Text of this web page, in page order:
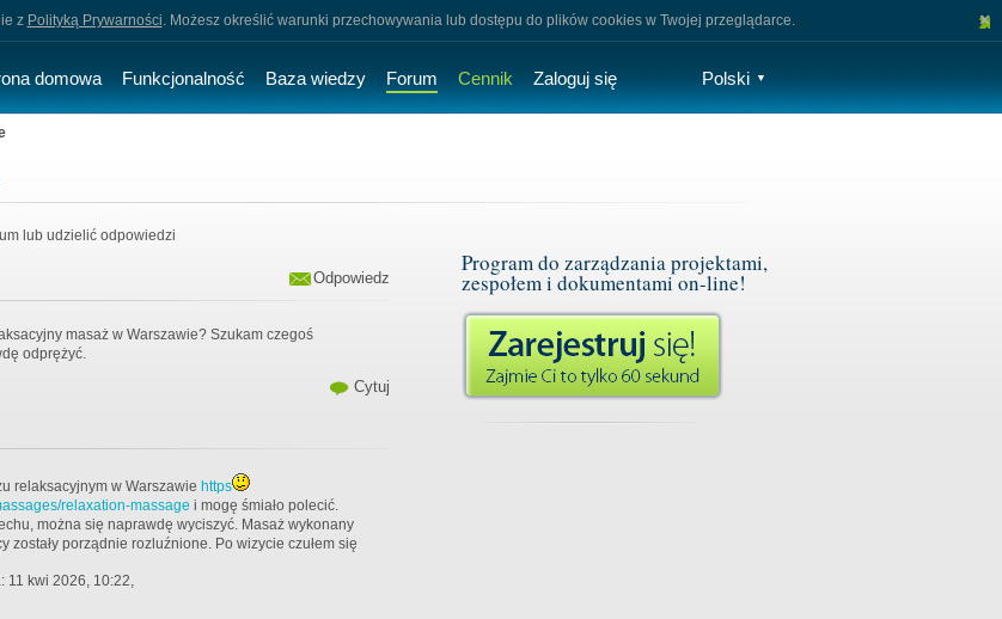
×
z Polityką Prywarności. Możesz określić warunki przechowywania lub dostępu do plików cookies w Twojej przeglądarce.
domowa Funkcjonalność Baza wiedzy Forum Cennik Zaloguj się Polski ▼
lub udzielić odpowiedzi
Odpowiedz
masaż w Warszawie? Szukam czegoś
odprężyć.
Cytuj
relaksacyjnym w Warszawie https
relaxation-massage i mogę śmiało polecić.
można się naprawdę wyciszyć. Masaż wykonany
zostały porządnie rozluźnione. Po wizycie czułem się
11 kwi 2026, 10:22,
Program do zarządzania projektami,
zespołem i dokumentami on-line!